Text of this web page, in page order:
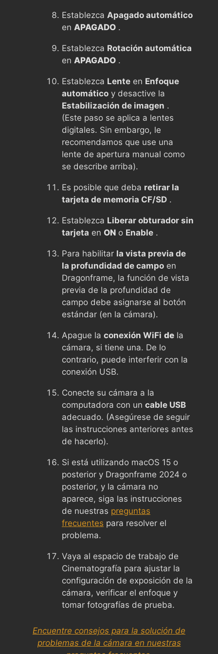
Establezca Apagado automático
en APAGADO .
Establezca Rotación automática
en APAGADO .
Establezca Lente en Enfoque
automático y desactive la
Estabilización de imagen .
(Este paso se aplica a lentes
digitales. Sin embargo, le
recomendamos que use una
lente de apertura manual como
se describe arriba).
Es posible que deba retirar la
tarjeta de memoria CF/SD .
Establezca Liberar obturador sin
tarjeta en ON o Enable .
Para habilitar la vista previa de
la profundidad de campo en
Dragonframe, la función de vista
previa de la profundidad de
campo debe asignarse al botón
estándar (en la cámara).
Apague la conexión WiFi de la
cámara, si tiene una. De lo
contrario, puede interferir con la
conexión USB.
Conecte su cámara a la
computadora con un cable USB
adecuado. (Asegúrese de seguir
las instrucciones anteriores antes
de hacerlo).
Si está utilizando macOS 15 o
posterior y Dragonframe 2024 o
posterior, y la cámara no
aparece, siga las instrucciones
de nuestras preguntas
frecuentes para resolver el
problema.
Vaya al espacio de trabajo de
Cinematografía para ajustar la
configuración de exposición de la
cámara, verificar el enfoque y
tomar fotografías de prueba.
Encuentre consejos para la solución de
problemas de la cámara en nuestras